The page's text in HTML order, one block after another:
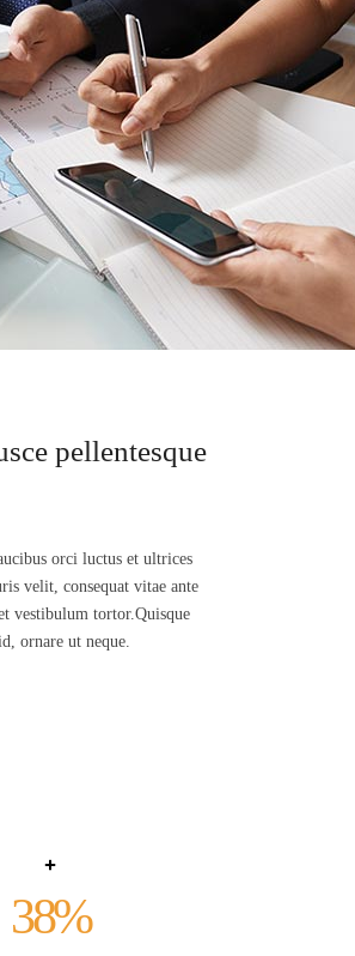
pellentesque
orci luctus et ultrices
velit, consequat vitae ante
vestibulum tortor.Quisque
ornare ut neque.
38%